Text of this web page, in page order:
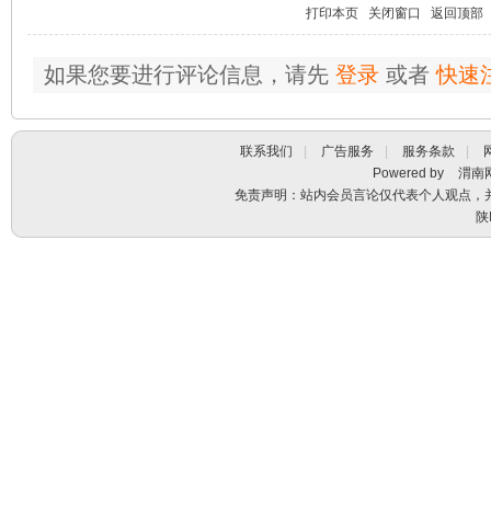
打印本页 关闭窗口 返回顶部
如果您要进行评论信息，请先 登录 或者快速
联系我们 广告服务 服务条款
Powered by
渭南
免责声明：站内会员言论仅代表个人观点